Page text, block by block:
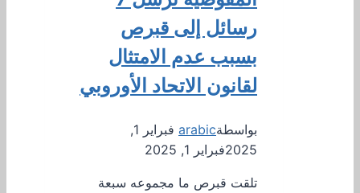
رسائل إلى قبرص
بسبب عدم الامتثال
لقانون الاتحاد الأوروبي
بواسطةarabic
فبراير 1,
2025فبراير 1, 2025
تلقت قبرص ما مجموعه سبعة